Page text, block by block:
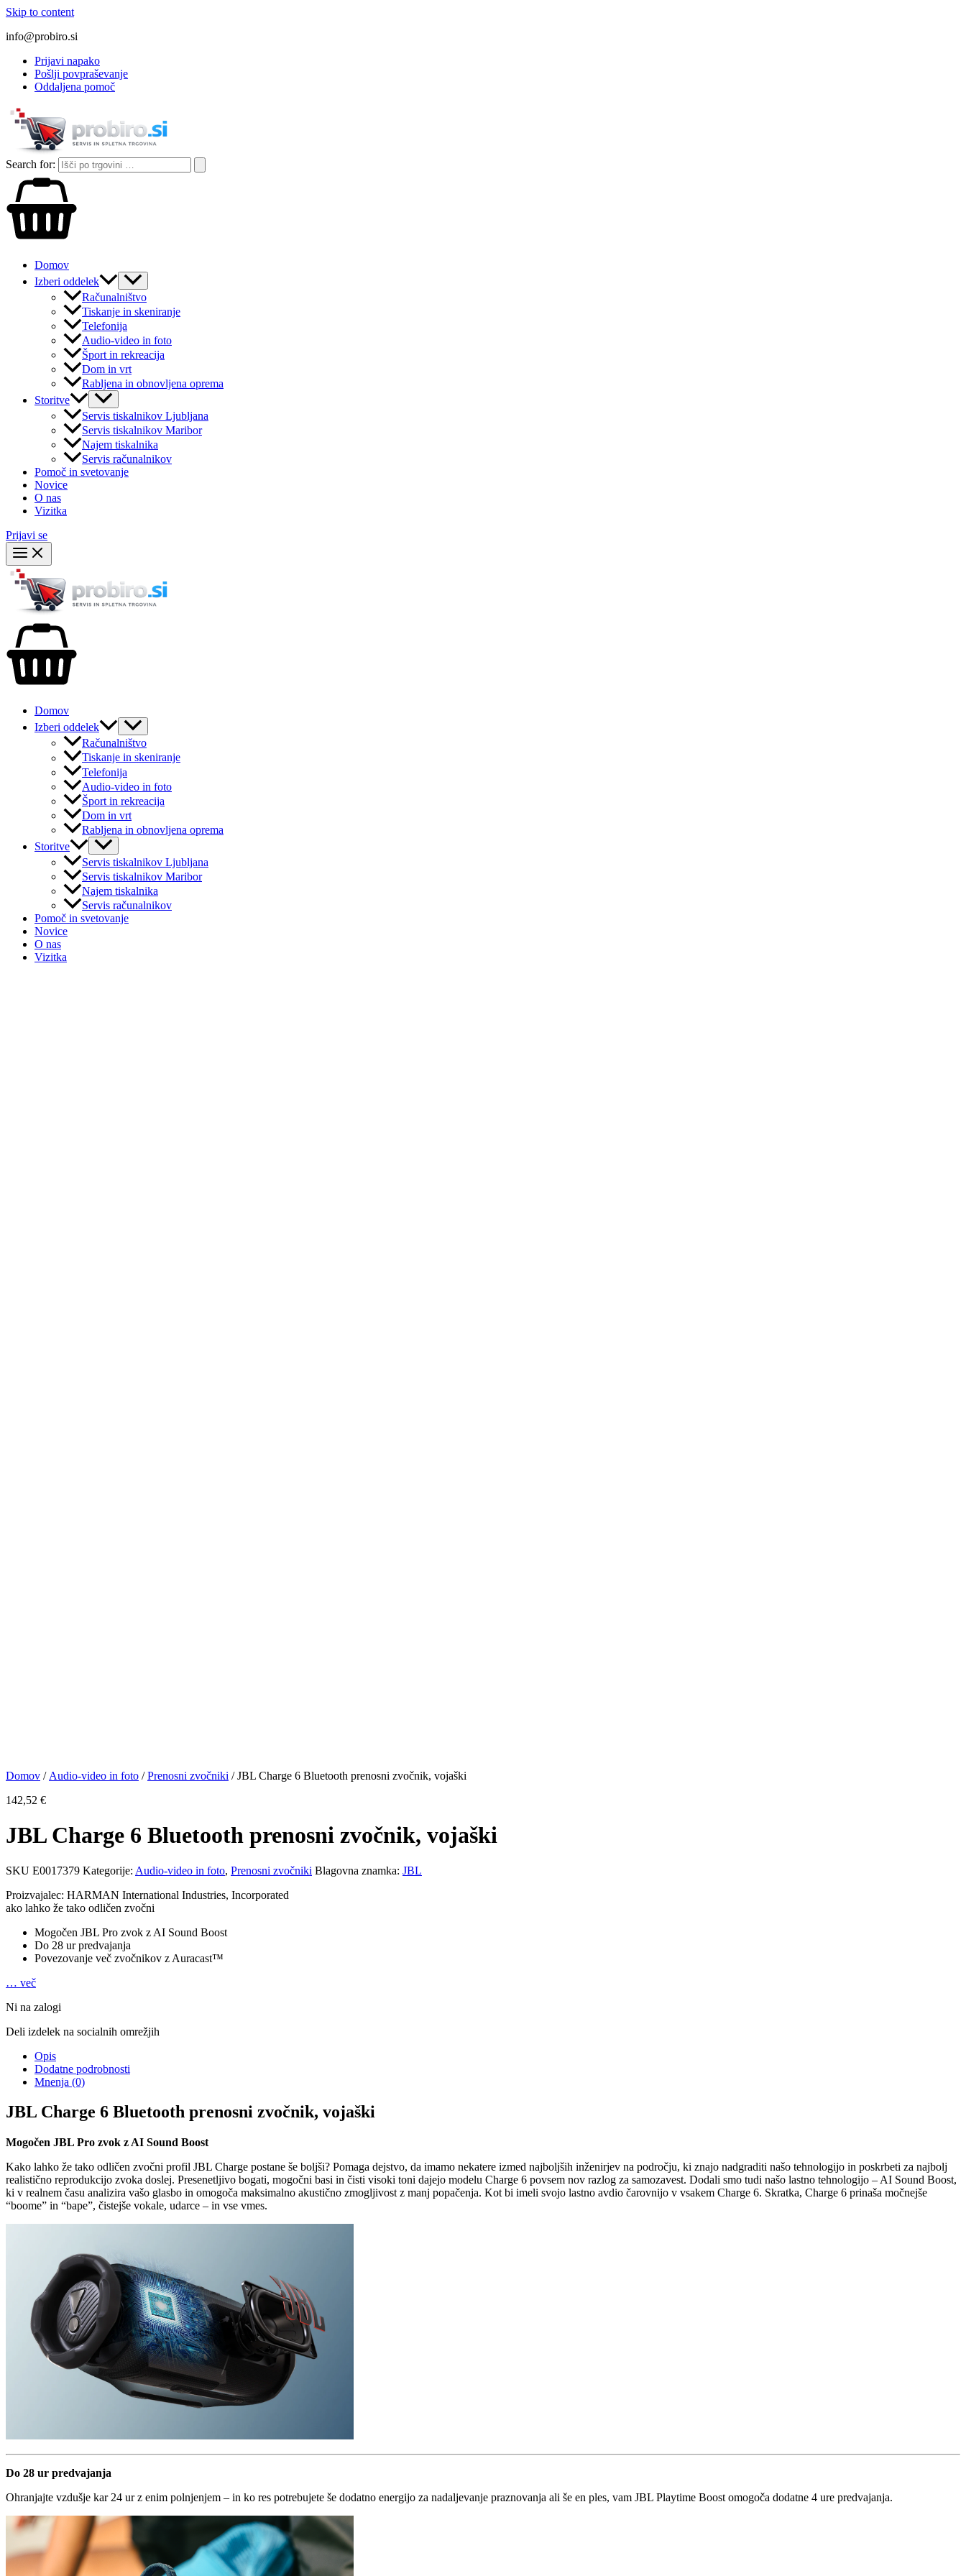
Skip to content
info@probiro.si
Prijavi napako
Pošlji povpraševanje
Oddaljena pomoč
Search for:
Domov
Izberi oddelek
Računalništvo
Tiskanje in skeniranje
Telefonija
Audio-video in foto
Šport in rekreacija
Dom in vrt
Rabljena in obnovljena oprema
Storitve
Servis tiskalnikov Ljubljana
Servis tiskalnikov Maribor
Najem tiskalnika
Servis računalnikov
Pomoč in svetovanje
Novice
O nas
Vizitka
Prijavi se
Domov
Izberi oddelek
Računalništvo
Tiskanje in skeniranje
Telefonija
Audio-video in foto
Šport in rekreacija
Dom in vrt
Rabljena in obnovljena oprema
Storitve
Servis tiskalnikov Ljubljana
Servis tiskalnikov Maribor
Najem tiskalnika
Servis računalnikov
Pomoč in svetovanje
Novice
O nas
Vizitka
Domov / Audio-video in foto /Prenosni zvočniki / JBL Charge 6 Bluetooth prenosni zvočnik, vojaški
142,52 €
JBL Charge 6 Bluetooth prenosni zvočnik, vojaški
SKU E0017379 Kategorije: Audio-video in foto, Prenosni zvočniki Blagovna znamka: JBL
Proizvajalec: HARMAN International Industries, Incorporated
ako lahko že tako odličen zvočni
Mogočen JBL Pro zvok z AI Sound Boost
Do 28 ur predvajanja
Povezovanje več zvočnikov z Auracast™
… več
Ni na zalogi
Deli izdelek na socialnih omrežjih
Opis
Dodatne podrobnosti
Mnenja (0)
JBL Charge 6 Bluetooth prenosni zvočnik, vojaški
Mogočen JBL Pro zvok z AI Sound Boost
Kako lahko že tako odličen zvočni profil JBL Charge postane še boljši? Pomaga dejstvo, da imamo nekatere izmed najboljših inženirjev na področju, ki znajo nadgraditi našo tehnologijo in poskrbeti za najbolj
realistično reprodukcijo zvoka doslej. Presenetljivo bogati, mogočni basi in čisti visoki toni dajejo modelu Charge 6 povsem nov razlog za samozavest. Dodali smo tudi našo lastno tehnologijo – AI Sound Boost,
ki v realnem času analizira vašo glasbo in omogoča maksimalno akustično zmogljivost z manj popačenja. Kot bi imeli svojo lastno avdio čarovnijo v vsakem Charge 6. Skratka, Charge 6 prinaša močnejše
“boome” in “bape”, čistejše vokale, udarce – in vse vmes.
Do 28 ur predvajanja
Ohranjajte vzdušje kar 24 ur z enim polnjenjem – in ko res potrebujete še dodatno energijo za nadaljevanje praznovanja ali še en ples, vam JBL Playtime Boost omogoča dodatne 4 ure predvajanja.